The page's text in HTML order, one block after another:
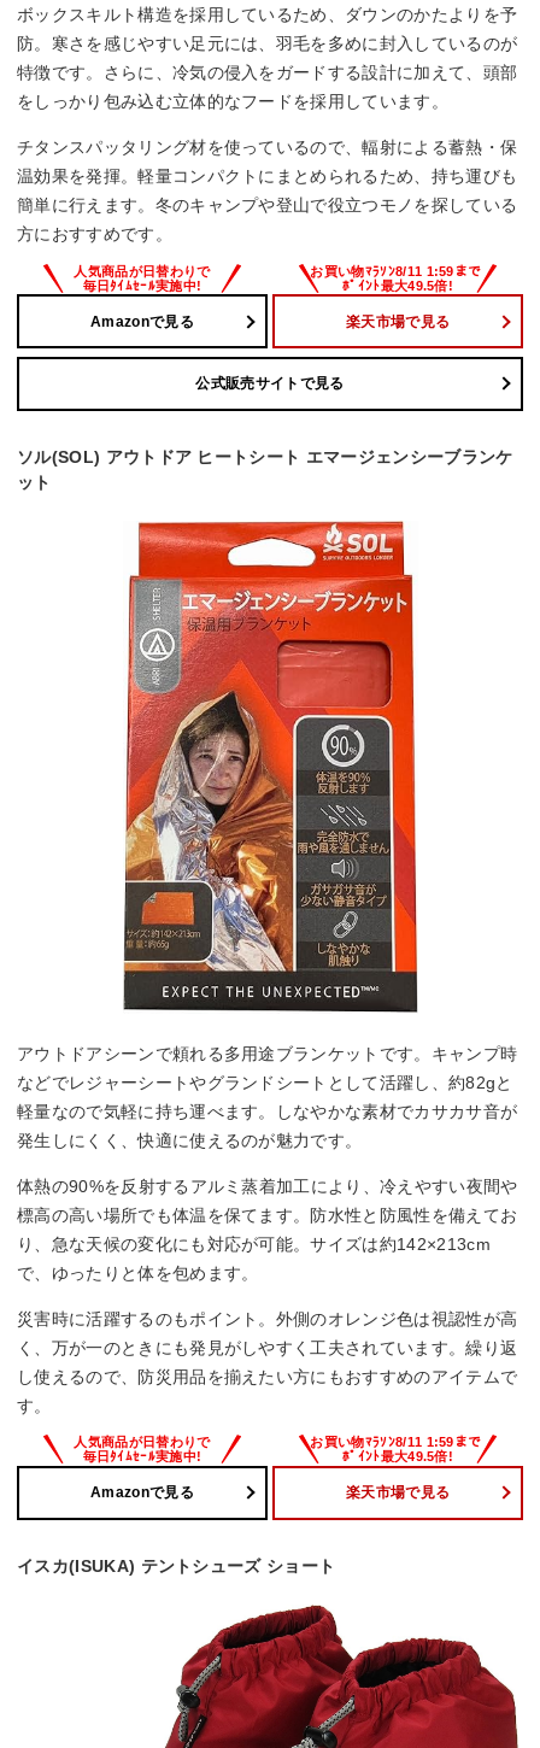
ボックスキルト構造を採用しているため、ダウンのかたよりを予
防。寒さを感じやすい足元には、羽毛を多めに封入しているのが
特徴です。さらに、冷気の侵入をガードする設計に加えて、頭部
をしっかり包み込む立体的なフードを採用しています。
チタンスパッタリング材を使っているので、輻射による蓄熱・保
温効果を発揮。軽量コンパクトにまとめられるため、持ち運びも
簡単に行えます。冬のキャンプや登山で役立つモノを探している
方におすすめです。
Amazonで見る 楽天市場で見る
公式販売サイトで見る
ソル(SOL) アウトドア ヒートシート エマージェンシーブランケ
ット
アウトドアシーンで頼れる多用途ブランケットです。キャンプ時
などでレジャーシートやグランドシートとして活躍し、約82gと
軽量なので気軽に持ち運べます。しなやかな素材でカサカサ音が
発生しにくく、快適に使えるのが魅力です。
体熱の90%を反射するアルミ蒸着加工により、冷えやすい夜間や
標高の高い場所でも体温を保てます。防水性と防風性を備えてお
り、急な天候の変化にも対応が可能。サイズは約142×213cm
で、ゆったりと体を包めます。
災害時に活躍するのもポイント。外側のオレンジ色は視認性が高
く、万が一のときにも発見がしやすく工夫されています。繰り返
し使えるので、防災用品を揃えたい方にもおすすめのアイテムで
す。
Amazonで見る 楽天市場で見る
イスカ(ISUKA) テントシューズ ショート